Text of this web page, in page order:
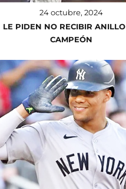
24 octubre, 2024
LE PIDEN NO RECIBIR
CAMPEÓN